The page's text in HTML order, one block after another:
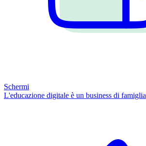
Schermi
L'educazione digitale è un business di famiglia